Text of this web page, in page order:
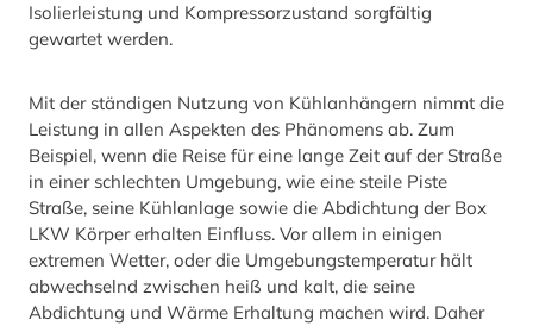
Isolierleistung und Kompressorzustand sorgfältig
gewartet werden.
Mit der ständigen Nutzung von Kühlanhängern nimmt die
Leistung in allen Aspekten des Phänomens ab. Zum
Beispiel, wenn die Reise für eine lange Zeit auf der Straße
in einer schlechten Umgebung, wie eine steile Piste
Straße, seine Kühlanlage sowie die Abdichtung der Box
LKW Körper erhalten Einfluss. Vor allem in einigen
extremen Wetter, oder die Umgebungstemperatur hält
abwechselnd zwischen heiß und kalt, die seine
Abdichtung und Wärme Erhaltung machen wird. Daher